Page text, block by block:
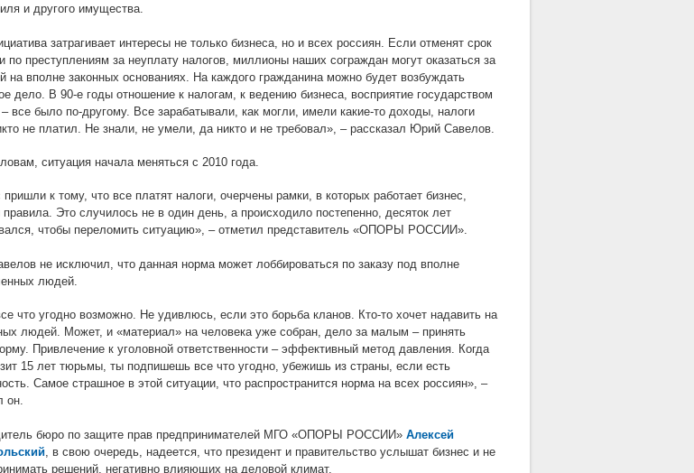
и другого имущества.
затрагивает интересы не только бизнеса, но и всех россиян. Если отменят срок
по преступлениям за неуплату налогов, миллионы наших сограждан могут оказаться за
на вполне законных основаниях. На каждого гражданина можно будет возбуждать
дело. В 90-е годы отношение к налогам, к ведению бизнеса, восприятие государством
– все было по-другому. Все зарабатывали, как могли, имели какие-то доходы, налоги
не платил. Не знали, не умели, да никто и не требовал»,–рассказал Юрий Савелов.
ситуация начала меняться с 2010 года.
к тому, что все платят налоги, очерчены рамки, в которых работает бизнес,
правила. Это случилось не в один день, а происходило постепенно, десяток лет
чтобы переломить ситуацию», – отметил представитель«ОПОРЫ РОССИИ»
не исключил, что данная норма может лоббироваться по заказу под вполне
людей.
что угодно возможно. Не удивлюсь, если это борьба кланов. Кто-то хочет надавить на
людей. Может, и «материал» на человека уже собран, дело за малым – принять
Привлечение к уголовной ответственности – эффективный метод давления. Когда
15 лет тюрьмы, ты подпишешь все что угодно, убежишь из страны, если есть
Самое страшное в этой ситуации, что распространится норма на всех россиян»,–
он.
бюро по защите прав предпринимателей МГО «ОПОРЫ РОССИИ»Алексей
, в свою очередь, надеется, что президент и правительство услышат бизнес и не
решений, негативно влияющих на деловой климат.